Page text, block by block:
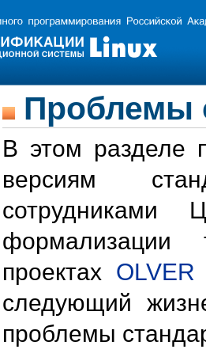
Проблемы
В этом разделе
версиям
формализации
проектах OLVER
следующий
проблемы